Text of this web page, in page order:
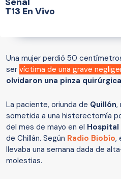
T13 En Vivo
Una mujer perdió 50
ser víctima de una grave
olvidaron una pinza
La paciente, oriunda de Quillón,
sometida a una histerectomía
del mes de mayo en el Hospital
de Chillán. Según Radio Biobío,
llevaba una semana dada de
molestias.